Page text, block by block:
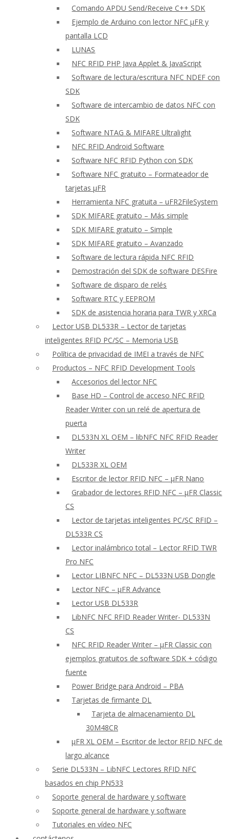
Comando APDU Send/Receive C++ SDK
Ejemplo de Arduino con lector NFC μFR y
pantalla LCD
LUNAS
NFC RFID PHP Java Applet & JavaScript
Software de lectura/escritura NFC NDEF con
SDK
Software de intercambio de datos NFC con
SDK
Software NTAG & MIFARE Ultralight
NFC RFID Android Software
Software NFC RFID Python con SDK
Software NFC gratuito – Formateador de
tarjetas μFR
Herramienta NFC gratuita – uFR2FileSystem
SDK MIFARE gratuito – Más simple
SDK MIFARE gratuito – Simple
SDK MIFARE gratuito – Avanzado
Software de lectura rápida NFC RFID
Demostración del SDK de software DESFire
Software de disparo de relés
Software RTC y EEPROM
SDK de asistencia horaria para TWR y XRCa
Lector USB DL533R – Lector de tarjetas
inteligentes RFID PC/SC – Memoria USB
Política de privacidad de IMEI a través de NFC
Productos – NFC RFID Development Tools
Accesorios del lector NFC
Base HD – Control de acceso NFC RFID
Reader Writer con un relé de apertura de
puerta
DL533N XL OEM – libNFC NFC RFID Reader
Writer
DL533R XL OEM
Escritor de lector RFID NFC – μFR Nano
Grabador de lectores RFID NFC – μFR Classic
CS
Lector de tarjetas inteligentes PC/SC RFID –
DL533R CS
Lector inalámbrico total – Lector RFID TWR
Pro NFC
Lector LIBNFC NFC – DL533N USB Dongle
Lector NFC – μFR Advance
Lector USB DL533R
LibNFC NFC RFID Reader Writer- DL533N
CS
NFC RFID Reader Writer – μFR Classic con
ejemplos gratuitos de software SDK + código
fuente
Power Bridge para Android – PBA
Tarjetas de firmante DL
Tarjeta de almacenamiento DL
30M48CR
μFR XL OEM – Escritor de lector RFID NFC de
largo alcance
Serie DL533N – LibNFC Lectores RFID NFC
basados en chip PN533
Soporte general de hardware y software
Soporte general de hardware y software
Tutoriales en vídeo NFC